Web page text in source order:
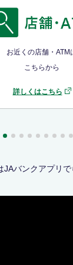
お近くの店舗・ATM
こちらから
詳しくはこちら
JAバンクアプリで